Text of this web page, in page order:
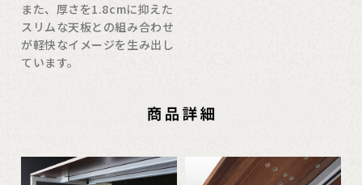
また、厚さを1.8cmに抑えた
スリムな天板との組み合わせ
が軽快なイメージを生み出し
ています。